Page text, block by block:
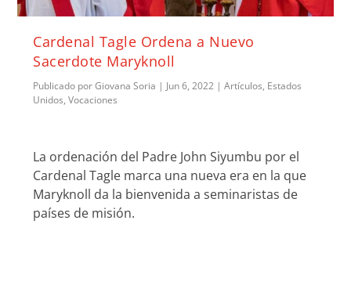
Cardenal Tagle Ordena a Nuevo
Sacerdote Maryknoll
Publicado porGiovana Soria | Jun 6, 2022 |Artículos, Estados
Unidos,Vocaciones
La ordenación del Padre John Siyumbu por el
Cardenal Tagle marca una nueva era en la que
Maryknoll da la bienvenida a seminaristas de
países de misión.